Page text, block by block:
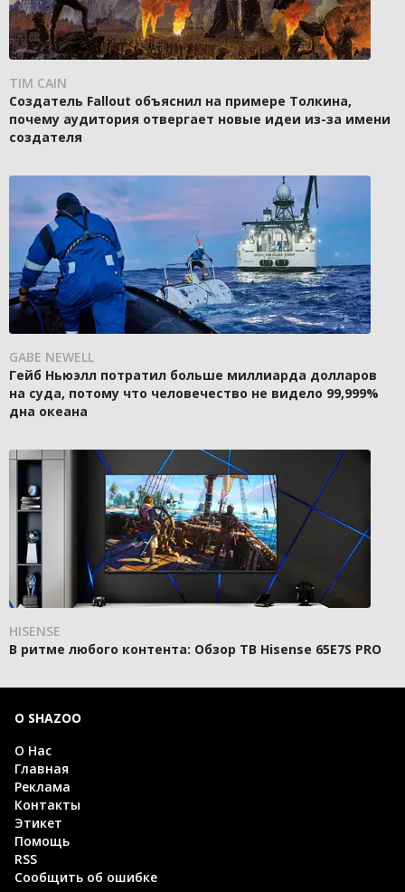
TIM CAIN
Создатель Fallout объяснил на примере Толкина,
почему аудитория отвергает новые идеи из-за имени
создателя
GABE NEWELL
Гейб Ньюэлл потратил больше миллиарда долларов
на суда, потому что человечество не видело 99,999%
дна океана
HISENSE
В ритме любого контента: Обзор ТВ Hisense 65E7S PRO
О SHAZOO
О Нас
Главная
Реклама
Контакты
Этикет
Помощь
RSS
Сообщить об ошибке